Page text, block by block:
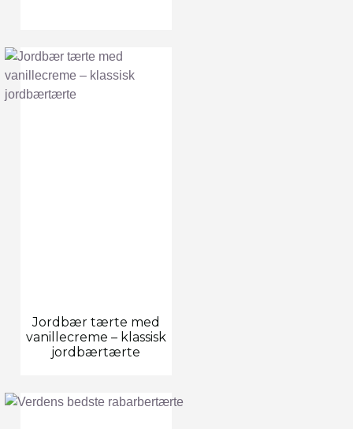
Jordbær tærte med
vanillecreme – klassisk
jordbærtærte